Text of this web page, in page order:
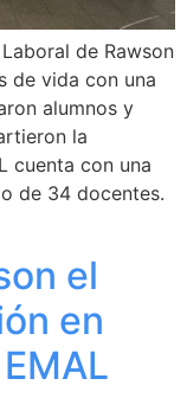
de Rawson
de vida con una
alumnos y
la
cuenta con una
de 34 docentes.
el
en